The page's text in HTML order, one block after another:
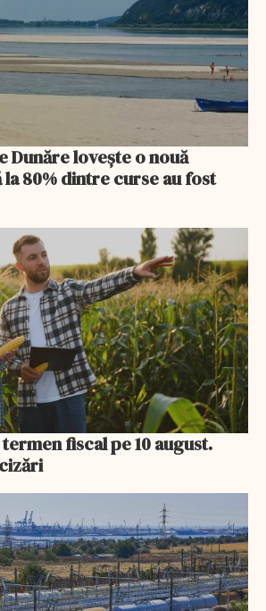
Dunăre lovește o nouă
80% dintre curse au fost
fiscal pe 10 august.